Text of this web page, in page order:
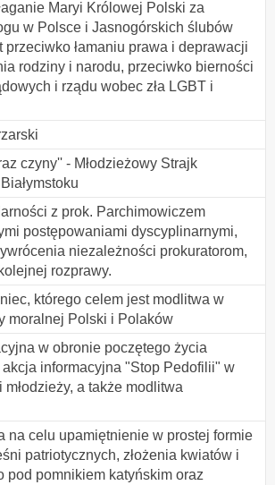
Maryi Królowej Polski za
w Polsce i Jasnogórskich ślubów
przeciwko łamaniu prawa i deprawacji
rodziny i narodu, przeciwko bierności
i rządu wobec zła LGBT i
czyny'' - Młodzieżowy Strajk
z prok. Parchimowiczem
postępowaniami dyscyplinarnymi,
niezależności prokuratorom,
rozprawy.
którego celem jest modlitwa w
moralnej Polski i Polaków
w obronie poczętego życia
akcja informacyjna "Stop Pedofilii" w
a także modlitwa
na celu upamiętnienie w prostej formie
patriotycznych, złożenia kwiatów i
pod pomnikiem katyńskim oraz